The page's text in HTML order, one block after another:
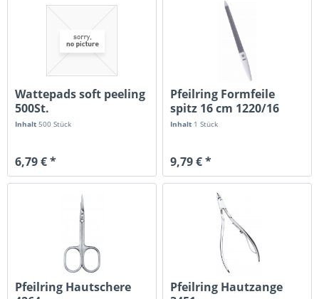
Wattepads soft peeling
500St.
Inhalt500 Stück
6,79 € *
Pfeilring Formfeile
spitz 16 cm 1220/16
Inhalt 1 Stück
9,79 € *
Pfeilring Hautschere
Pfeilring Hautzange